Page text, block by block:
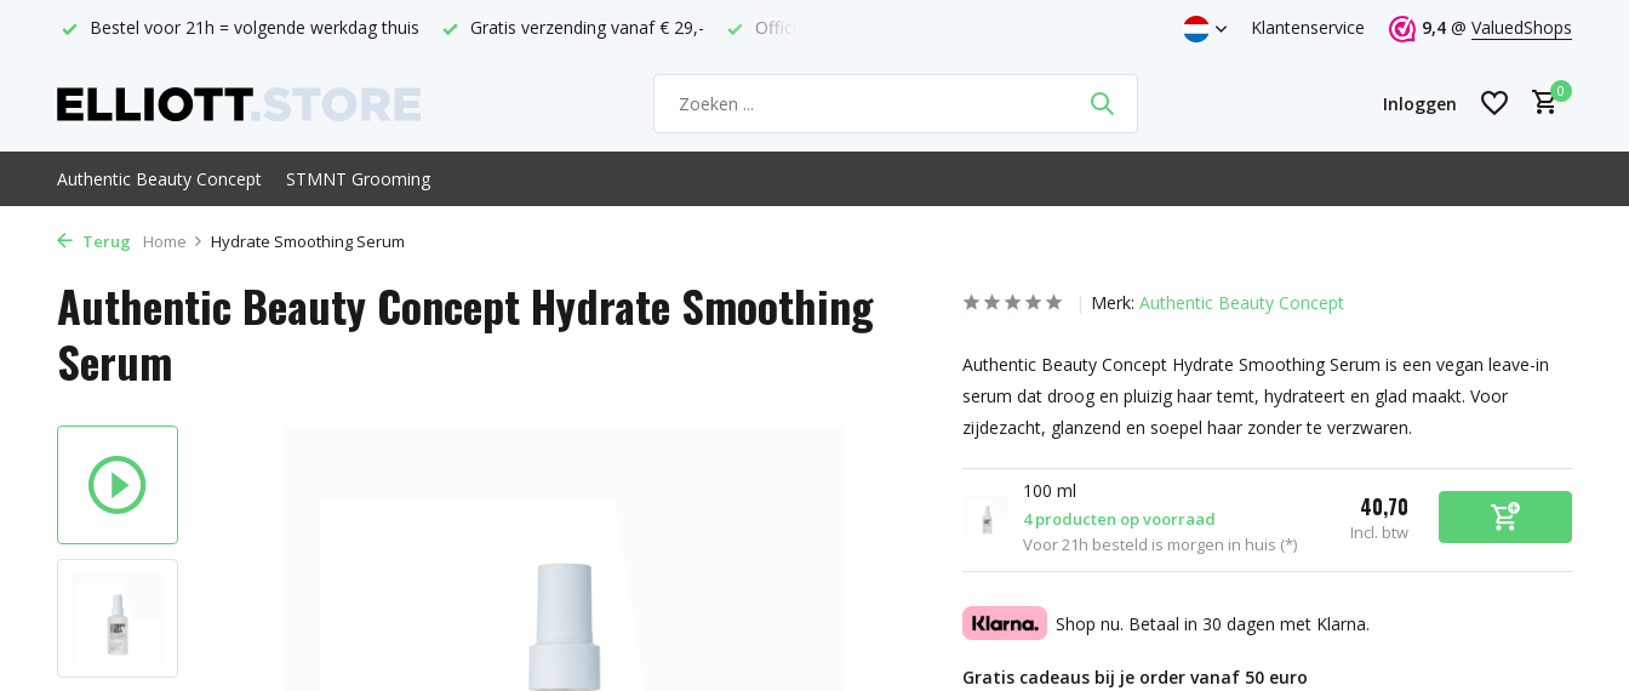
Gratis verzending vanaf € 29,- Officieel ABC verkooppunt Bestel voor 21h = volgende werkdag thuis Klantenservice 9,4 @ ValuedShops
Inloggen
0
Authentic Beauty Concept STMNT Grooming
Terug Home Hydrate Smoothing Serum
Authentic Beauty Concept Hydrate Smoothing
Serum
Merk: Authentic Beauty Concept
Authentic Beauty Concept Hydrate Smoothing Serum is een vegan leave-in
serum dat droog en pluizig haar temt, hydrateert en glad maakt. Voor
zijdezacht, glanzend en soepel haar zonder te verzwaren.
100 ml
4 producten op voorraad
Voor 21h besteld is morgen in huis (*)
40,70
Incl. btw
Shop nu. Betaal in 30 dagen met Klarna.
Gratis cadeaus bij je order vanaf 50 euro